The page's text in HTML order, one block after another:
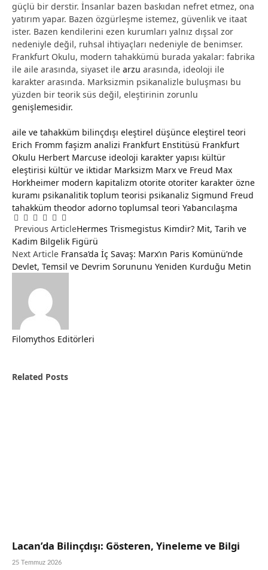
güçlü bir derstir. İnsanlar bazen baskıdan nefret etmez, ona
yatırım yapar. Bazen özgürleşme istemez, güvenlik ve itaat
ister. Bazen kendilerini ezen kurumları yalnız dışsal zor
nedeniyle değil, ruhsal ihtiyaçları nedeniyle de benimser.
Frankfurt Okulu, modern tahakkümü burada yakalar: fabrika
ile aile arasında, siyaset ile arzu arasında, ideoloji ile
karakter arasında. Marksizmin psikanalizle buluşması bu
yüzden bir teorik süs değil, eleştirinin zorunlu
genişlemesidir.
aile ve tahakküm bilinçdışı eleştirel düşünce eleştirel teori
Erich Fromm faşizm analizi Frankfurt Enstitüsü Frankfurt
Okulu Herbert Marcuse ideoloji karakter yapısı kültür
eleştirisi kültür ve iktidar Marksizm Marx ve Freud Max
Horkheimer modern kapitalizm otorite otoriter karakter özne
kuramı psikanalitik toplum teorisi psikanaliz Sigmund Freud
tahakküm theodor adorno toplumsal teori Yabancılaşma
Facebook
Twitter
Pinterest
LinkedIn
Tumblr
Email
Previous ArticleHermes Trismegistus Kimdir? Mit, Tarih ve
Kadim Bilgelik Figürü
Next Article Fransa’da İç Savaş: Marx’ın Paris Komünü’nde
Devlet, Temsil ve Devrim Sorununu Yeniden Kurduğu Metin
Filomythos Editörleri
Related Posts
Lacan’da Bilinçdışı: Gösteren, Yineleme ve Bilgi
25 Temmuz 2026